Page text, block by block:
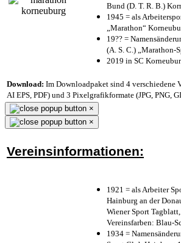
Bund (D. T. R. B.)
1945 = als
„Marathon“
19?? =
(A. S. C.) „Marathon-
2019 in SC
Download: Im Downloadpaket sind 4 verschiedene
AI EPS, PDF) und 3 Pixelgrafikformate (JPG, PNG,
×
×
Vereinsinformationen:
1921 = als Arbeiter
Hainburg an der
Wiener Sport
Vereinsfarben: Blau-
1934 =